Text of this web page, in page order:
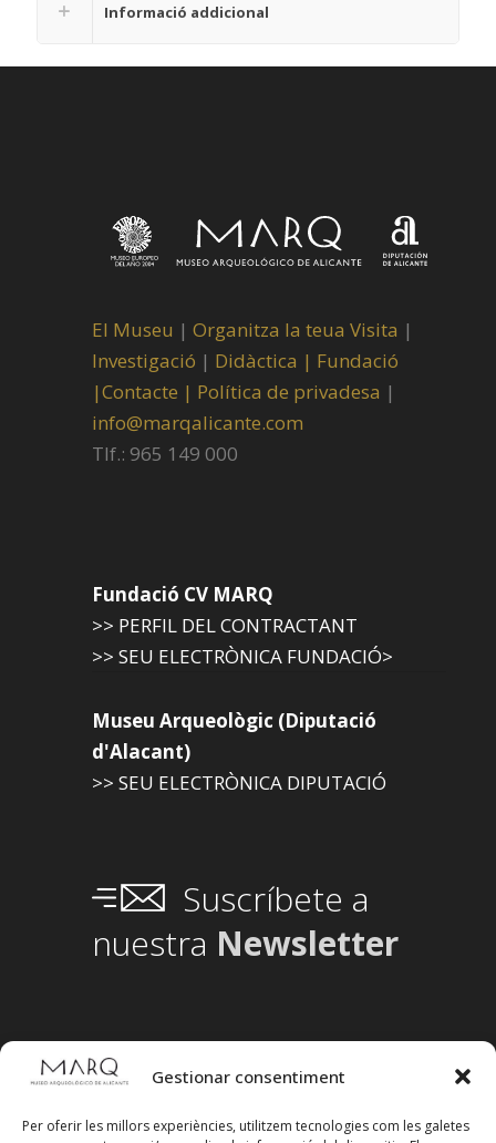
Gestionar consentiment
Per oferir les millors experiències, utilitzem tecnologies com les galetes
Informació addicional
El Museu | Organitza la teua Visita |
Investigació | Didàctica | Fundació
|Contacte | Política de privadesa |
info@marqalicante.com
Tlf.: 965 149 000
Fundació CV MARQ
>> PERFIL DEL CONTRACTANT
>> SEU ELECTRÒNICA FUNDACIÓ>
Museu Arqueològic (Diputació
d'Alacant)
>> SEU ELECTRÒNICA DIPUTACIÓ
Suscríbete a
nuestra Newsletter